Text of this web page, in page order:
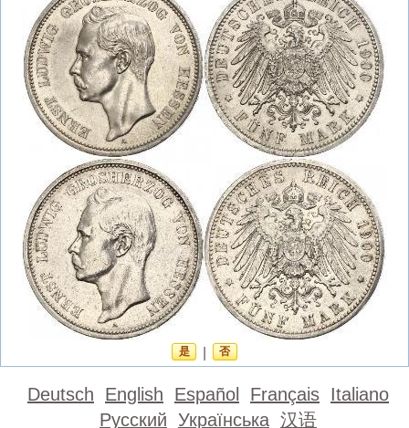
是 否
Deutsch English Español Français Italiano
Русский Українська 汉语